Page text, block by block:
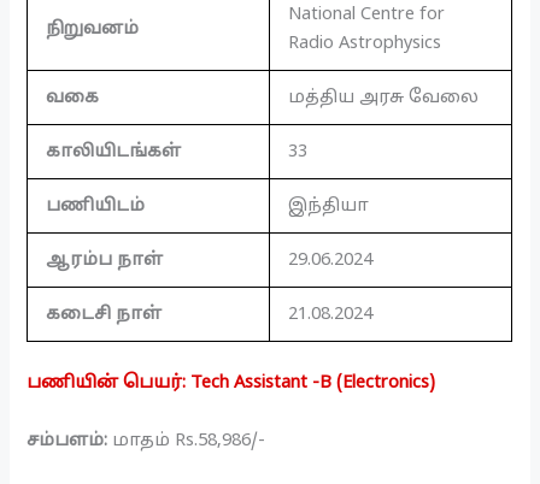
நிறுவனம்
National Centre for
Radio Astrophysics
வகை மத்திய அரசு வேலை
காலியிடங்கள் 33
பணியிடம் இந்தியா
ஆரம்ப நாள் 29.06.2024
கடைசி நாள் 21.08.2024
பணியின் பெயர்: Tech Assistant -B (Electronics)
சம்பளம்: மாதம் Rs.58,986/-